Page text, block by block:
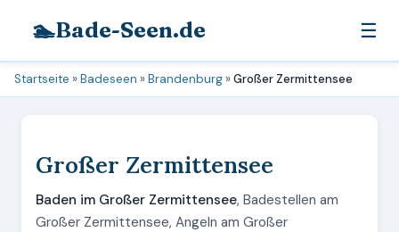
🏊Bade-Seen.de ☰
Startseite »Badeseen »Brandenburg »Großer Zermittensee
Großer Zermittensee
Baden im Großer Zermittensee, Badestellen am
Großer Zermittensee, Angeln am Großer